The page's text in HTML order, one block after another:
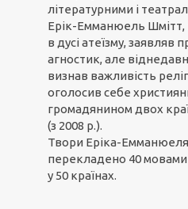
літературними і
Ерік-Емманюель
в дусі атеїзму, заявляв
агностик, але
визнав важливість
оголосив себе
громадянином двох
(з 2008 р.).
Твори Еріка-
перекладено 40 мовами
у 50 країнах.